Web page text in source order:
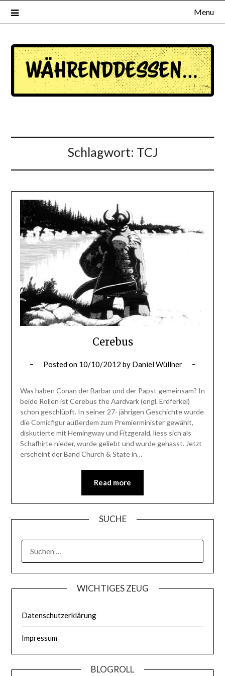
Menu
Schlagwort: TCJ
Cerebus
Posted on 10/10/2012 by Daniel Wüllner
Was haben Conan der Barbar und der Papst gemeinsam? In
beide Rollen ist Cerebus the Aardvark (engl. Erdferkel)
schon geschlüpft. In seiner 27- jährigen Geschichte wurde
die Comicfigur außerdem zum Premierminister gewählt,
diskutierte mit Hemingway und Fitzgerald, liess sich als
Schafhirte nieder, wurde geliebt und wurde gehasst. Jetzt
erscheint der Band Church & State in…
Read more
SUCHE
WICHTIGES ZEUG
Datenschutzerklärung
Impressum
BLOGROLL